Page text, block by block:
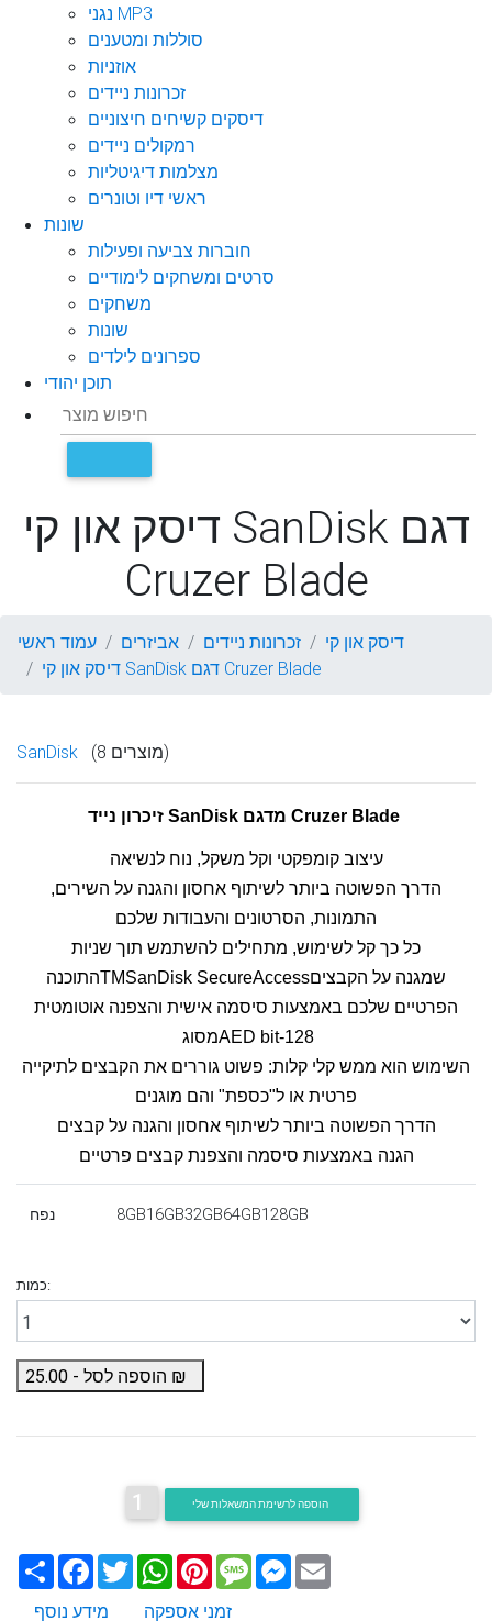
נגני MP3
סוללות ומטענים
אוזניות
זכרונות ניידים
דיסקים קשיחים חיצוניים
רמקולים ניידים
מצלמות דיגיטליות
ראשי דיו וטונרים
שונות
חוברות צביעה ופעילות
סרטים ומשחקים לימודיים
משחקים
שונות
ספרונים לילדים
תוכן יהודי
דיסק און קי SanDisk דגם
Cruzer Blade
עמוד ראשי אביזרים זכרונות ניידים
דיסק און קי
דיסק און קי SanDisk דגם Cruzer Blade
SanDisk (8 מוצרים)
זיכרון נייד SanDisk מדגם Cruzer Blade
עיצוב קומפקטי וקל משקל, נוח לנשיאה
הדרך הפשוטה ביותר לשיתוף אחסון והגנה על השירים,
התמונות, הסרטונים והעבודות שלכם
כל כך קל לשימוש, מתחילים להשתמש תוך שניות
התוכנה ‏TM‏SanDisk SecureAccess‏ שמגנה על הקבצים
הפרטיים שלכם באמצעות סיסמה אישית והצפנה אוטומטית
השימוש הוא ממש קלי קלות: פשוט גוררים את הקבצים לתיקייה
פרטית או ל"כספת" והם מוגנים
הדרך הפשוטה ביותר לשיתוף אחסון והגנה על קבצים
הגנה באמצעות סיסמה והצפנת קבצים פרטיים
נפח 8GB16GB32GB64GB128GB
כמות:
הוספה לסל - 25.00
1
שתף Facebook
TwitterWhatsApp
PinterestMessageMessenger
מידע נוסף זמני אספקה